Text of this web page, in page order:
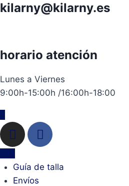
kilarny@kilarny.es
horario atención
Lunes a Viernes
9:00h-15:00h /16:00h-18:00
Guía de talla
Envíos